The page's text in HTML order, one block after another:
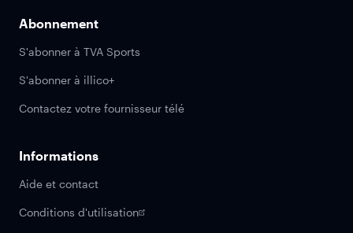
Abonnement
S'abonner à TVA Sports
S'abonner à illico+
Contactez votre fournisseur télé
Informations
Aide et contact
Conditions d'utilisation